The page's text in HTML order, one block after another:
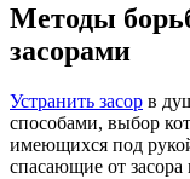
Методы
засорами
Устранить засор в
способами, выбор
имеющихся под
спасающие от засора